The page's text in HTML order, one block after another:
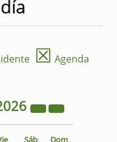
☒ Agenda
Sáb Dom